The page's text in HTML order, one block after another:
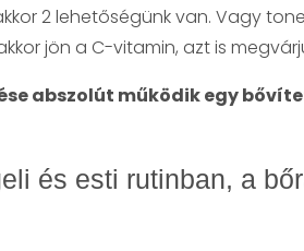
2 lehetőségünk van. Vagy
jön a C-vitamin, azt is
abszolút működik egy
és esti rutinban, a